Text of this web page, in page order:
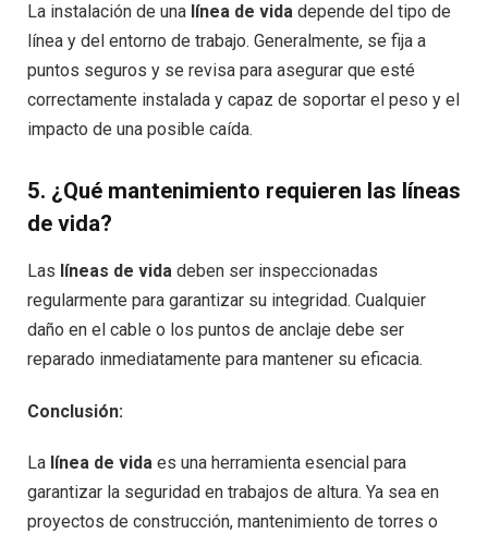
La instalación de una línea de vida depende del tipo de
línea y del entorno de trabajo. Generalmente, se fija a
puntos seguros y se revisa para asegurar que esté
correctamente instalada y capaz de soportar el peso y el
impacto de una posible caída.
5. ¿Qué mantenimiento requieren las líneas
de vida?
Las líneas de vida deben ser inspeccionadas
regularmente para garantizar su integridad. Cualquier
daño en el cable o los puntos de anclaje debe ser
reparado inmediatamente para mantener su eficacia.
Conclusión:
La línea de vida es una herramienta esencial para
garantizar la seguridad en trabajos de altura. Ya sea en
proyectos de construcción, mantenimiento de torres o